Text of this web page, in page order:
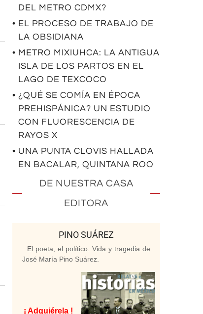
DEL METRO CDMX?
• EL PROCESO DE TRABAJO DE
LA OBSIDIANA
• METRO MIXIUHCA: LA ANTIGUA
ISLA DE LOS PARTOS EN EL
LAGO DE TEXCOCO
• ¿QUÉ SE COMÍA EN ÉPOCA
PREHISPÁNICA? UN ESTUDIO
CON FLUORESCENCIA DE
RAYOS X
• UNA PUNTA CLOVIS HALLADA
EN BACALAR, QUINTANA ROO
DE NUESTRA CASA
EDITORA
PINO SUÁREZ
El poeta, el político. Vida y tragedia de
José María Pino Suárez.
¡ Adquiérela !